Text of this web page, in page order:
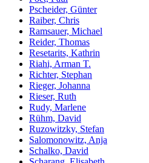
Pscheider, Günter
Raiber, Chris
Ramsauer, Michael
Reider, Thomas
Resetarits, Kathrin
Riahi, Arman T.
Richter, Stephan
Rieger, Johanna
Rieser, Ruth
Rudy, Marlene
Rühm, David
Ruzowitzky, Stefan
Salomonowitz, Anja
Schalko, David